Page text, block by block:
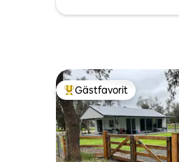
Populär gästfavorit
Gästfavorit